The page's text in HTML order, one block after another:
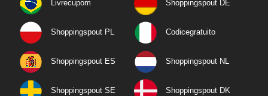
Livrecupom Shoppingspout DE
Shoppingspout PL Codicegratuito
Shoppingspout ES Shoppingspout NL
Shoppingspout SE Shoppingspout DK